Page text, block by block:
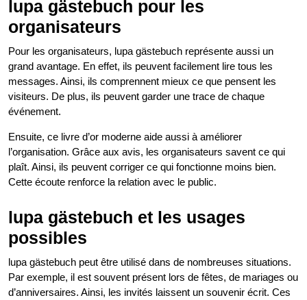
lupa gästebuch pour les
organisateurs
Pour les organisateurs, lupa gästebuch représente aussi un
grand avantage. En effet, ils peuvent facilement lire tous les
messages. Ainsi, ils comprennent mieux ce que pensent les
visiteurs. De plus, ils peuvent garder une trace de chaque
événement.
Ensuite, ce livre d’or moderne aide aussi à améliorer
l’organisation. Grâce aux avis, les organisateurs savent ce qui
plaît. Ainsi, ils peuvent corriger ce qui fonctionne moins bien.
Cette écoute renforce la relation avec le public.
lupa gästebuch et les usages
possibles
lupa gästebuch peut être utilisé dans de nombreuses situations.
Par exemple, il est souvent présent lors de fêtes, de mariages ou
d’anniversaires. Ainsi, les invités laissent un souvenir écrit. Ces